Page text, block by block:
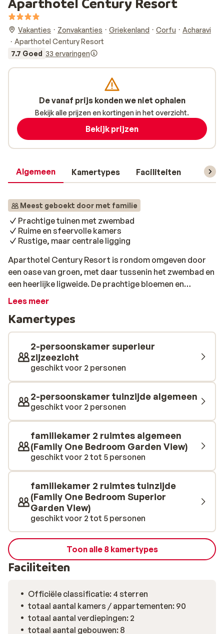
Vakanties Zonvakanties Griekenland Corfu
Acharavi
Aparthotel Century Resort
7.7 Goed 33 ervaringen
Algemeen Kamertypes Faciliteiten
Meest geboekt door met familie
Prachtige tuinen met zwembad
Ruime en sfeervolle kamers
Rustige, maar centrale ligging
Aparthotel Century Resort is rondom omgeven door
een oase van groen, met daar tussenin het zwembad en
een heerlijke ligweide. De prachtige bloemen en
wuivende palmbomen, in combinatie met een bijzonder
waar paradijsje. Om je zonvakantie compleet te maken
kun je na ongeveer 10 minuutjes lopen een plekje aan het
prachtige zandstrand uitzoeken. Ook ben je al snel in
het gezellige centrum van Achavari. Eenmaal terug in
Aparthotel Century Resort zal ook het hoge comfort je
niet ontgaan. Alle studio's, appartementen en suites
zijn ruim en hebben een warm gedecoreerde inrichting.
Na een dag op pad te zijn geweest is het zwembad een
aangename plek om lekker even af te koelen. Bij de bar
mogelijk om te dineren in het restaurant.
Lees meer
Kamertypes
2-persoonskamer superieur
zijzeezicht
geschikt voor 2 personen
2-persoonskamer tuinzijde algemeen
geschikt voor 2 personen
familiekamer 2 ruimtes algemeen
(Family One Bedroom Garden View)
geschikt voor 2 tot 5 personen
familiekamer 2 ruimtes tuinzijde
(Family One Bedroom Superior
Garden View)
geschikt voor 2 tot 5 personen
Toon alle 8 kamertypes
Faciliteiten
Officiële classificatie: 4 sterren
totaal aantal kamers / appartementen: 90
totaal aantal verdiepingen: 2
totaal aantal gebouwen: 8
De vanaf prijs konden we niet ophalen
Bekijk alle prijzen en kortingen in het overzicht.
Bekijk prijzen